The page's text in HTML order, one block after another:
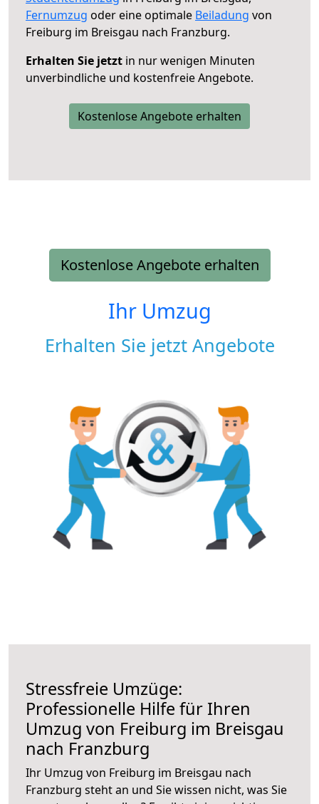
Fernumzug oder eine optimale Beiladung von
Freiburg im Breisgau nach Franzburg.
Erhalten Sie jetzt in nur wenigen Minuten
unverbindliche und kostenfreie Angebote.
Kostenlose Angebote erhalten
Kostenlose Angebote erhalten
Ihr Umzug
Erhalten Sie jetzt Angebote
Stressfreie Umzüge:
Professionelle Hilfe für Ihren
Umzug von Freiburg im Breisgau
nach Franzburg
Ihr Umzug von Freiburg im Breisgau nach
Franzburg steht an und Sie wissen nicht, was Sie